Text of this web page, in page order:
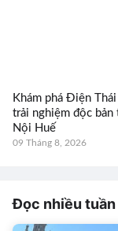
Khám phá Điện
trải nghiệm độc bản
Nội Huế
09 Tháng 8, 2026
Đọc nhiều tuần